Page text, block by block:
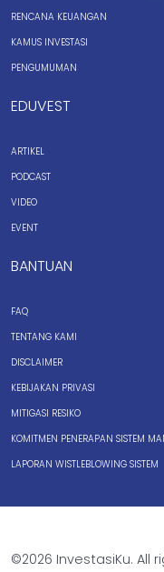
RENCANA KEUANGAN
KAMUS INVESTASI
PENGUMUMAN
EDUVEST
ARTIKEL
PODCAST
VIDEO
EVENT
BANTUAN
FAQ
TENTANG KAMI
DISCLAIMER
KEBIJAKAN PRIVASI
MITIGASI RESIKO
KOMITMEN PENERAPAN SISTEM
LAPORAN WISTLEBLOWING SISTEM
©2026 InvestasiKu. All